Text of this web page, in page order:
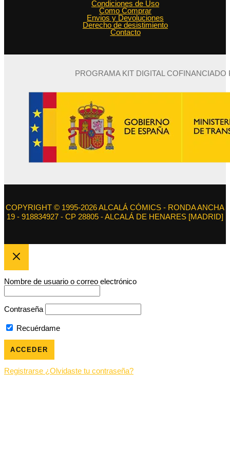
Condiciones de Uso
Como Comprar
Envios y Devoluciones
Derecho de desistimiento
Contacto
PROGRAMA KIT DIGITAL
COPYRIGHT © 1995-2026 ALCALÁ CÓMICS - RONDA ANCHA
19 - 918834927 - CP 28805 - ALCALÁ DE HENARES [MADRID]
Nombre de usuario o correo electrónico
Contraseña
Recuérdame
Registrarse ¿Olvidaste tu contraseña?